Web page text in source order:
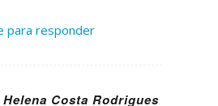
para responder
Costa Rodrigues